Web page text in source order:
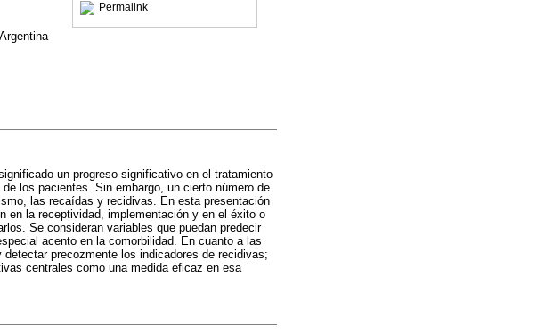
Permalink
un progreso significativo en el tratamiento
los pacientes. Sin embargo, un cierto número de
las recaídas y recidivas. En esta presentación
en la receptividad, implementación y en el éxito o
Se consideran variables que puedan predecir
acento en la comorbilidad. En cuanto a las
precozmente los indicadores de recidivas;
centrales como una medida eficaz en esa